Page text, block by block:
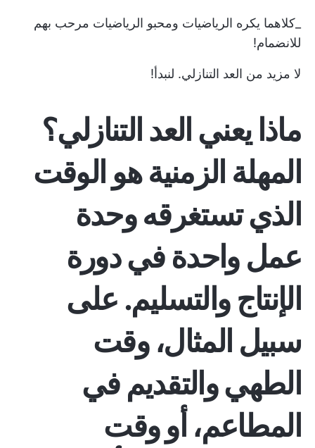
_كلاهما يكره الرياضيات ومحبو الرياضيات مرحب بهم
للانضمام!
لا مزيد من العد التنازلي. لنبدأ!
ماذا يعني العد التنازلي؟
المهلة الزمنيةهو الوقت
الذي تستغرقه وحدة
عمل واحدة في دورة
الإنتاج والتسليم. على
سبيل المثال، وقت
الطهي والتقديم في
المطاعم، أو وقت